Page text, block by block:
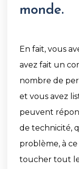
monde.
En fait, vous
avez fait un
nombre de
et vous avez
peuvent
de technicité,
problème, à ce
toucher tout